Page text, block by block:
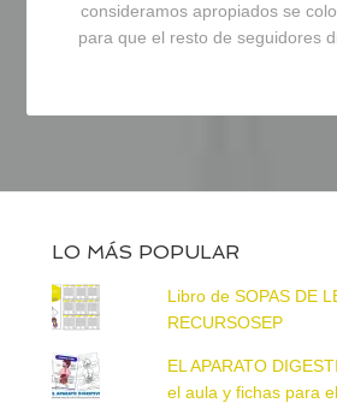
consideramos apropiados se
para que el resto de seguidores
LO MÁS POPULAR
Libro de SOPAS DE
RECURSOSEP
EL APARATO
el aula y fichas para